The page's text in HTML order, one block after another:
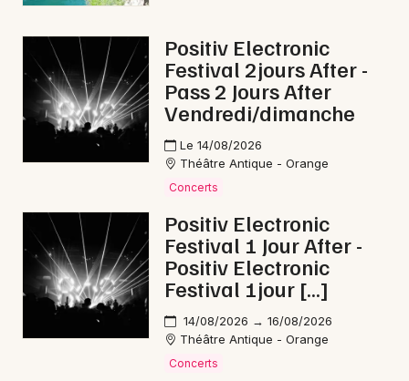
Actus à Valréas
Magazine à Valréas
84 - Vaucluse
Choisir mes départements
Positiv Electronic
Festival 2jours After -
Pass 2 Jours After
Vendredi/dimanche
Le 14/08/2026
Théâtre Antique - Orange
Concerts
Positiv Electronic
Festival 1 Jour After -
Positiv Electronic
Festival 1jour […]
14/08/2026 → 16/08/2026
Théâtre Antique - Orange
Concerts